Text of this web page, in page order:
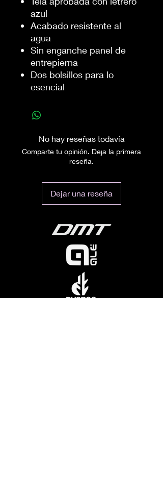
azul
Acabado resistente al
agua
Sin enganche panel de
entrepierna
Dos bolsillos para lo
esencial
No hay reseñas todavía
Comparte tu opinión. Deja la primera
reseña.
Dejar una reseña